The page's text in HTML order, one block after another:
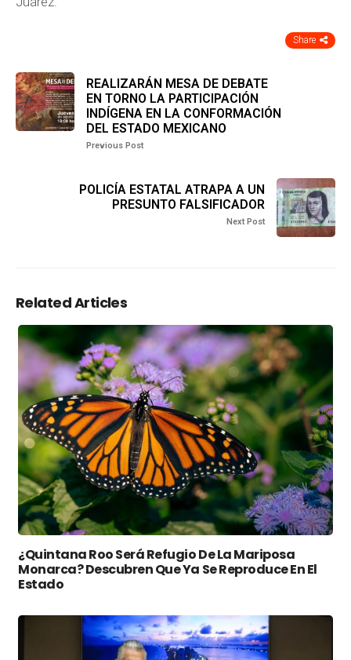
Share
REALIZARÁN MESA DE DEBATE
EN TORNO LA PARTICIPACIÓN
INDÍGENA EN LA CONFORMACIÓN
DEL ESTADO MEXICANO
Previous Post
POLICÍA ESTATAL ATRAPA A UN
PRESUNTO FALSIFICADOR
Next Post
Related Articles
¿Quintana Roo Será Refugio De La Mariposa
Monarca? Descubren Que Ya Se Reproduce En El
Estado